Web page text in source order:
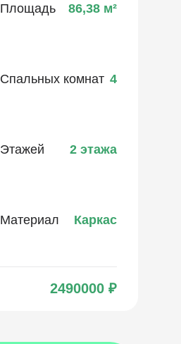
Площадь 86,38 м²
Спальных комнат 4
Этажей 2 этажа
Материал Каркас
2490000 ₽